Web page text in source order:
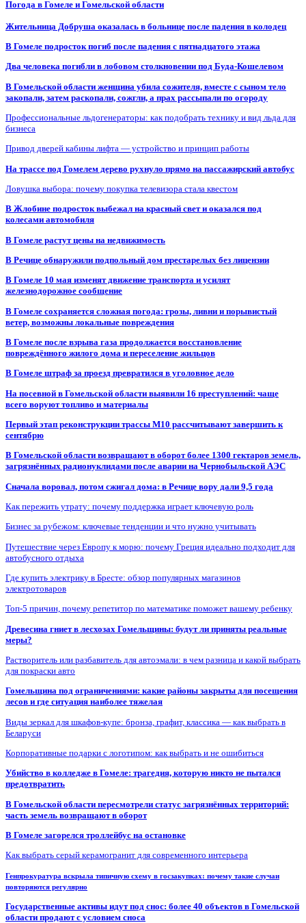
Погода в Гомеле и Гомельской области
Жительница Добруша оказалась в больнице после падения в колодец
В Гомеле подросток погиб после падения с пятнадцатого этажа
Два человека погибли в лобовом столкновении под Буда-Кошелевом
В Гомельской области женщина убила сожителя, вместе с сыном тело
закопали, затем раскопали, сожгли, а прах рассыпали по огороду
Профессиональные льдогенераторы: как подобрать технику и вид льда для
бизнеса
Привод дверей кабины лифта — устройство и принцип работы
На трассе под Гомелем дерево рухнуло прямо на пассажирский автобус
Ловушка выбора: почему покупка телевизора стала квестом
В Жлобине подросток выбежал на красный свет и оказался под
колесами автомобиля
В Гомеле растут цены на недвижимость
В Речице обнаружили подпольный дом престарелых без лицензии
В Гомеле 10 мая изменят движение транспорта и усилят
железнодорожное сообщение
В Гомеле сохраняется сложная погода: грозы, ливни и порывистый
ветер, возможны локальные повреждения
В Гомеле после взрыва газа продолжается восстановление
повреждённого жилого дома и переселение жильцов
В Гомеле штраф за проезд превратился в уголовное дело
На посевной в Гомельской области выявили 16 преступлений: чаще
всего воруют топливо и материалы
Первый этап реконструкции трассы М10 рассчитывают завершить к
сентябрю
В Гомельской области возвращают в оборот более 1300 гектаров земель,
загрязнённых радионуклидами после аварии на Чернобыльской АЭС
Сначала воровал, потом сжигал дома: в Речице вору дали 9,5 года
Как пережить утрату: почему поддержка играет ключевую роль
Бизнес за рубежом: ключевые тенденции и что нужно учитывать
Путешествие через Европу к морю: почему Греция идеально подходит для
автобусного отдыха
Где купить электрику в Бресте: обзор популярных магазинов
электротоваров
Топ-5 причин, почему репетитор по математике поможет вашему ребенку
Древесина гниет в лесхозах Гомельщины: будут ли приняты реальные
меры?
Растворитель или разбавитель для автоэмали: в чем разница и какой выбрать
для покраски авто
Гомельщина под ограничениями: какие районы закрыты для посещения
лесов и где ситуация наиболее тяжелая
Виды зеркал для шкафов-купе: бронза, графит, классика — как выбрать в
Беларуси
Корпоративные подарки с логотипом: как выбрать и не ошибиться
Убийство в колледже в Гомеле: трагедия, которую никто не пытался
предотвратить
В Гомельской области пересмотрели статус загрязнённых территорий:
часть земель возвращают в оборот
В Гомеле загорелся троллейбус на остановке
Как выбрать серый керамогранит для современного интерьера
Генпрокуратура вскрыла типичную схему в госзакупках: почему такие случаи
повторяются регулярно
Государственные активы идут под снос: более 40 объектов в Гомельской
области продают с условием сноса